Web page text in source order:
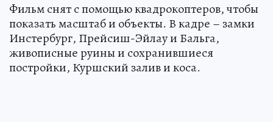
Фильм снят с помощью квадрокоптеров, чтобы
показать масштаб и объекты. В кадре – замки
Инстербург, Прейсиш-Эйлау и Бальга,
живописные руины и сохранившиеся
постройки, Куршский залив и коса.